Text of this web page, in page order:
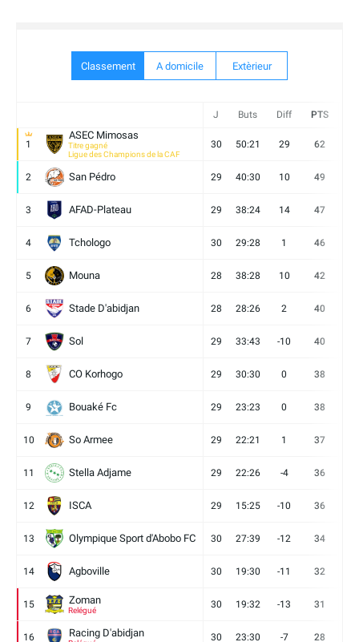
Classement A domicile Extèrieur
J Buts Diff PTS
1
ASEC Mimosas
Titre gagné
Ligue des Champions de la CAF
30 50:21 29 62
2 San Pédro 29 40:30 10 49
3 AFAD-Plateau 29 38:24 14 47
4 Tchologo 30 29:28 1 46
5 Mouna 28 38:28 10 42
6 Stade D'abidjan 28 28:26 2 40
7 Sol 29 33:43 -10 40
8 CO Korhogo 29 30:30 0 38
9 Bouaké Fc 29 23:23 0 38
10 So Armee 29 22:21 1 37
11 Stella Adjame 29 22:26 -4 36
12 ISCA 29 15:25 -10 36
13 Olympique Sport d'Abobo FC 30 27:39 -12 34
14 Agboville 30 19:30 -11 32
15 Zoman
Relégué
30 19:32 -13 31
16 Racing D'abidjan 30 23:30 -7 28